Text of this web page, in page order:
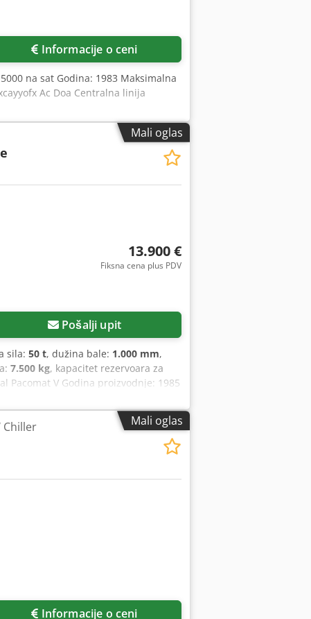
Informacije o ceni
na sat Godina: 1983 Maksimalna
Ac Doa Centralna linija
Mali oglas
13.900 €
Fiksna cena plus PDV
Pošalji upit
sila: 50 t, dužina bale: 1.000 mm,
7.500 kg, kapacitet rezervoara za
Pacomat V Godina proizvodnje: 1985
kapacitet: 200 m³/h Dimenzije
oko 8 t Chodpfx Asic Rl Dec Doa
Mali oglas
Chiller
Informacije o ceni